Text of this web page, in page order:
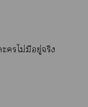
ไม่มีอยู่จริง